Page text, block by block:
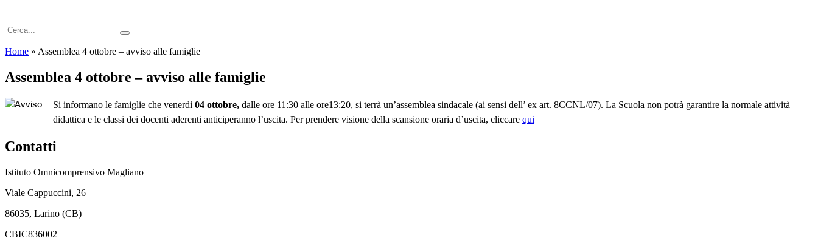
Home » Assemblea 4 ottobre – avviso alle famiglie
Assemblea 4 ottobre – avviso alle famiglie
Si informano le famiglie che venerdì 04 ottobre, dalle ore 11:30 alle ore13:20, si terrà un’assemblea sindacale (ai sensi dell’ ex art. 8CCNL/07). La Scuola non potrà garantire la normale attività
didattica e le classi dei docenti aderenti anticiperanno l’uscita. Per prendere visione della scansione oraria d’uscita, cliccare qui
Contatti
Istituto Omnicomprensivo Magliano
Viale Cappuccini, 26
86035, Larino (CB)
CBIC836002